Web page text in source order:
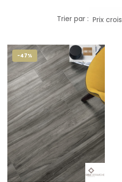
Trier par :
-47%